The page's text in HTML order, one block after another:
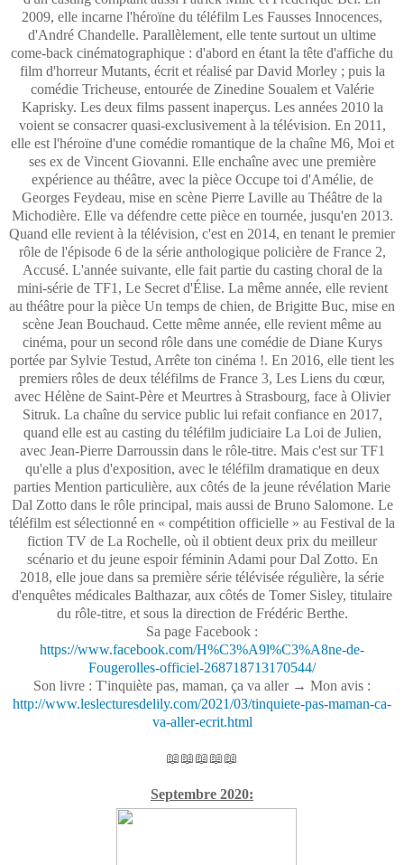
2009, elle incarne l'héroïne du téléfilm Les Fausses Innocences,
d'André Chandelle. Parallèlement, elle tente surtout un ultime
come-back cinématographique : d'abord en étant la tête d'affiche du
film d'horreur Mutants, écrit et réalisé par David Morley ; puis la
comédie Tricheuse, entourée de Zinedine Soualem et Valérie
Kaprisky. Les deux films passent inaperçus. Les années 2010 la
voient se consacrer quasi-exclusivement à la télévision. En 2011,
elle est l'héroïne d'une comédie romantique de la chaîne M6, Moi et
ses ex de Vincent Giovanni. Elle enchaîne avec une première
expérience au théâtre, avec la pièce Occupe toi d'Amélie, de
Georges Feydeau, mise en scène Pierre Laville au Théâtre de la
Michodière. Elle va défendre cette pièce en tournée, jusqu'en 2013.
Quand elle revient à la télévision, c'est en 2014, en tenant le premier
rôle de l'épisode 6 de la série anthologique policière de France 2,
Accusé. L'année suivante, elle fait partie du casting choral de la
mini-série de TF1, Le Secret d'Élise. La même année, elle revient
au théâtre pour la pièce Un temps de chien, de Brigitte Buc, mise en
scène Jean Bouchaud. Cette même année, elle revient même au
cinéma, pour un second rôle dans une comédie de Diane Kurys
portée par Sylvie Testud, Arrête ton cinéma !. En 2016, elle tient les
premiers rôles de deux téléfilms de France 3, Les Liens du cœur,
avec Hélène de Saint-Père et Meurtres à Strasbourg, face à Olivier
Sitruk. La chaîne du service public lui refait confiance en 2017,
quand elle est au casting du téléfilm judiciaire La Loi de Julien,
avec Jean-Pierre Darroussin dans le rôle-titre. Mais c'est sur TF1
qu'elle a plus d'exposition, avec le téléfilm dramatique en deux
parties Mention particulière, aux côtés de la jeune révélation Marie
Dal Zotto dans le rôle principal, mais aussi de Bruno Salomone. Le
téléfilm est sélectionné en « compétition officielle » au Festival de la
fiction TV de La Rochelle, où il obtient deux prix du meilleur
scénario et du jeune espoir féminin Adami pour Dal Zotto. En
2018, elle joue dans sa première série télévisée régulière, la série
d'enquêtes médicales Balthazar, aux côtés de Tomer Sisley, titulaire
du rôle-titre, et sous la direction de Frédéric Berthe.
Sa page Facebook :
https://www.facebook.com/H%C3%A9l%C3%A8ne-de-
Fougerolles-officiel-268718713170544/
Son livre : T'inquiète pas, maman, ça va aller → Mon avis :
http://www.leslecturesdelily.com/2021/03/tinquiete-pas-maman-ca-
va-aller-ecrit.html
📖📖📖📖📖
Septembre 2020: